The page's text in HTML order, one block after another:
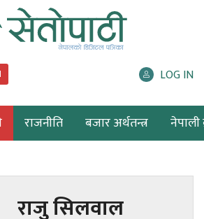
LOG IN
राजनीति बजार अर्थतन्त्र नेपाली
राजु सिलवाल